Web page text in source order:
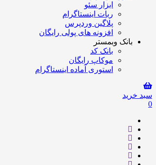
ابزار سئو
ربات اینستاگرام
پلاگین وردپرس
افزونه های پولی رایگان
بانک وبمستر
بانک کد
موکاپ رایگان
استوری آماده اینستاگرام
سبد خرید
0